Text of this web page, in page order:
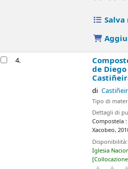
4.
de
di
Tipo di
Dettagli di
Compostela
Xacobeo,
Iglesia